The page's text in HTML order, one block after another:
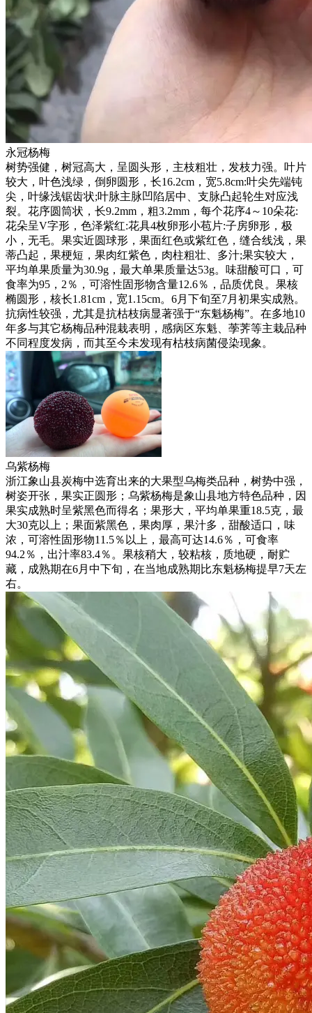
永冠杨梅
树势强健，树冠高大，呈圆头形，主枝粗壮，发枝力强。叶片
较大，叶色浅绿，倒卵圆形，长16.2cm，宽5.8cm:叶尖先端钝
尖，叶缘浅锯齿状;叶脉主脉凹陷居中、支脉凸起轮生对应浅
裂。花序圆筒状，长9.2mm，粗3.2mm，每个花序4～10朵花:
花朵呈V字形，色泽紫红:花具4枚卵形小苞片:子房卵形，极
小，无毛。果实近圆球形，果面红色或紫红色，缝合线浅，果
蒂凸起，果梗短，果肉红紫色，肉柱粗壮、多汁;果实较大，
平均单果质量为30.9g，最大单果质量达53g。味甜酸可口，可
食率为95，2％，可溶性固形物含量12.6％，品质优良。果核
椭圆形，核长1.81cm，宽1.15cm。6月下旬至7月初果实成熟。
抗病性较强，尤其是抗枯枝病显著强于“东魁杨梅”。在多地10
年多与其它杨梅品种混栽表明，感病区东魁、荸荠等主栽品种
不同程度发病，而其至今未发现有枯枝病菌侵染现象。
乌紫杨梅
浙江象山县炭梅中选育出来的大果型乌梅类品种，树势中强，
树姿开张，果实正圆形；乌紫杨梅是象山县地方特色品种，因
果实成熟时呈紫黑色而得名；果形大，平均单果重18.5克，最
大30克以上；果面紫黑色，果肉厚，果汁多，甜酸适口，味
浓，可溶性固形物11.5％以上，最高可达14.6％，可食率
94.2％，出汁率83.4％。果核稍大，较粘核，质地硬，耐贮
藏，成熟期在6月中下旬，在当地成熟期比东魁杨梅提早7天左
右。